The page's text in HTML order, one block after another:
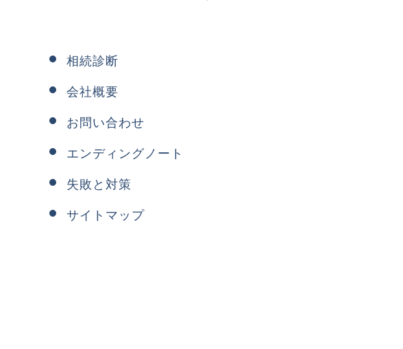
相続診断
会社概要
お問い合わせ
エンディングノート
失敗と対策
サイトマップ